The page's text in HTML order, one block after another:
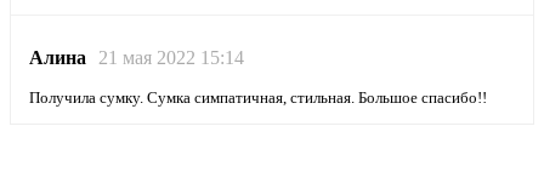
Алина 21 мая 2022 15:14
Получила сумку. Сумка симпатичная, стильная. Большое спасибо!!